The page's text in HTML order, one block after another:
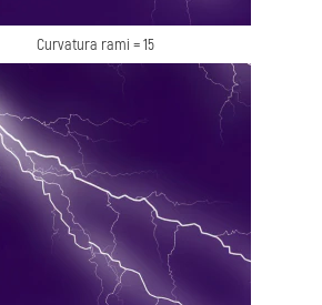
Curvatura rami = 15